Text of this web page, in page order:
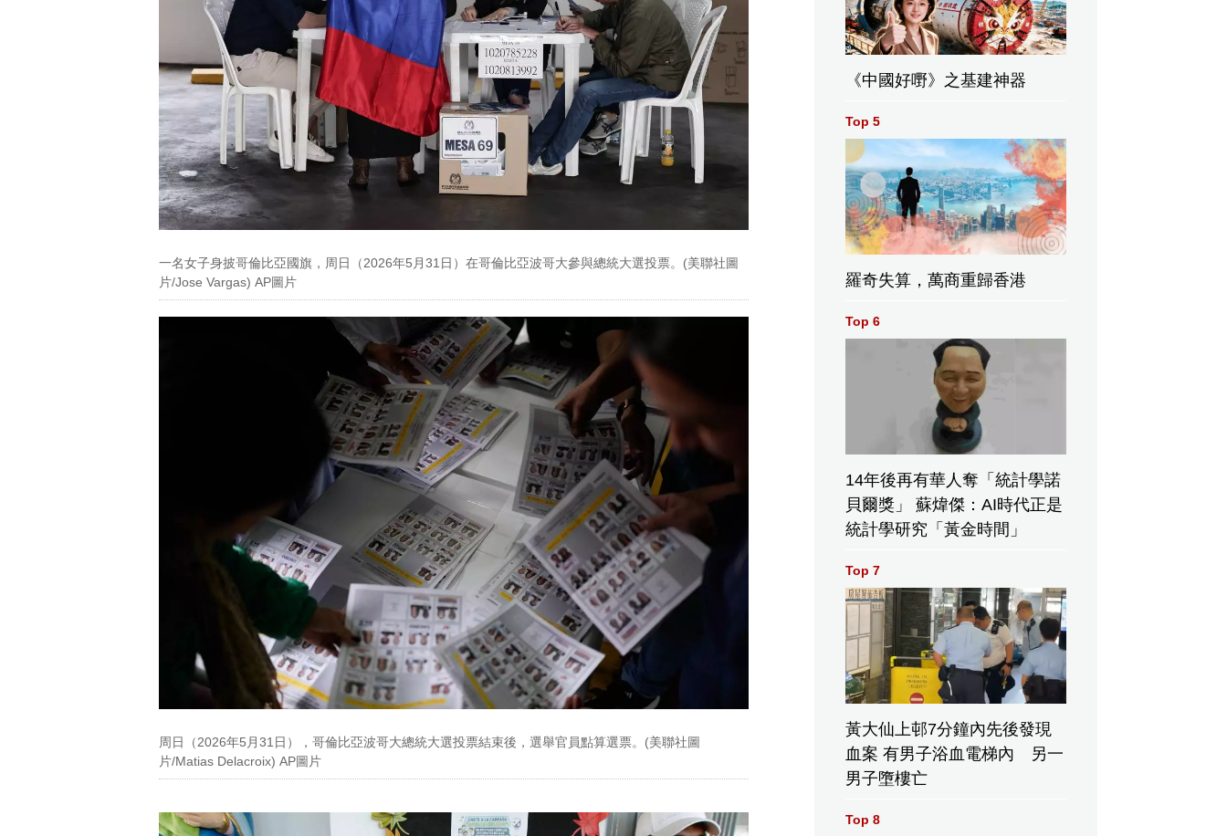
一名女子身披哥倫比亞國旗，周日（2026年5月31日）在哥倫比亞波哥大參與總統大選投票。(美聯社圖
片/Jose Vargas) AP圖片
周日（2026年5月31日），哥倫比亞波哥大總統大選投票結束後，選舉官員點算選票。(美聯社圖
片/Matias Delacroix) AP圖片
《中國好嘢》之基建神器
Top 5
羅奇失算，萬商重歸香港
Top 6
14年後再有華人奪「統計學諾
貝爾獎」 蘇煒傑：AI時代正是
統計學研究「黃金時間」
Top 7
黃大仙上邨7分鐘內先後發現
血案 有男子浴血電梯內 另一
男子墮樓亡
Top 8